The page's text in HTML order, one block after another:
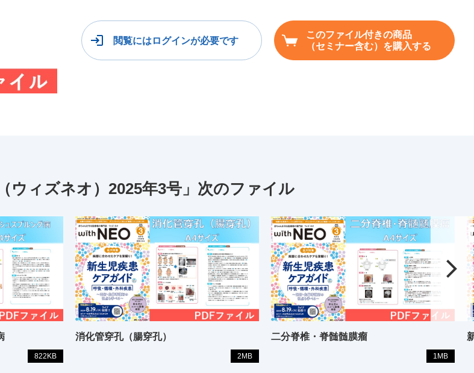
閲覧にはログインが必要です
このファイル付きの商品
（セミナー含む）を購入する
ウィズネオ）2025年3号」次のファイル
822KB
消化管穿孔（腸穿孔）
2MB
二分脊椎・脊髄髄膜瘤
1MB